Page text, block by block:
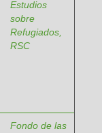
Estudios
sobre
Refugiados,
RSC
Fondo de las